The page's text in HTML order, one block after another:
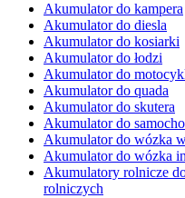
Akumulator do kampera
Akumulator do diesla
Akumulator do kosiarki
Akumulator do łodzi
Akumulator do
Akumulator do quada
Akumulator do skutera
Akumulator do
Akumulator do wózka
Akumulator do wózka
Akumulatory rolnicze
rolniczych